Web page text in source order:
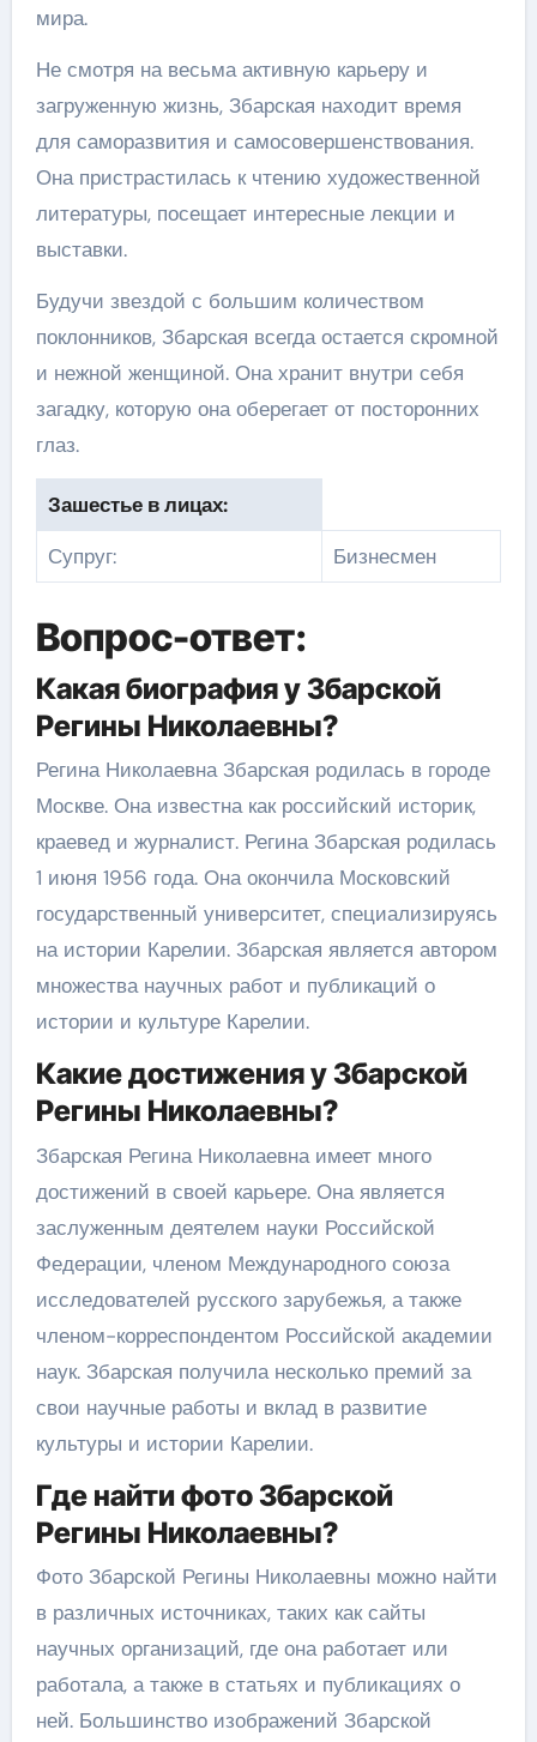
мира.
Не смотря на весьма активную карьеру и
загруженную жизнь, Збарская находит время
для саморазвития и самосовершенствования.
Она пристрастилась к чтению художественной
литературы, посещает интересные лекции и
выставки.
Будучи звездой с большим количеством
поклонников, Збарская всегда остается скромной
и нежной женщиной. Она хранит внутри себя
загадку, которую она оберегает от посторонних
глаз.
Зашестье в лицах:
Супруг:
Бизнесмен
Вопрос-ответ:
Какая биография у Збарской
Регины Николаевны?
Регина Николаевна Збарская родилась в городе
Москве. Она известна как российский историк,
краевед и журналист. Регина Збарская родилась
1 июня 1956 года. Она окончила Московский
государственный университет, специализируясь
на истории Карелии. Збарская является автором
множества научных работ и публикаций о
истории и культуре Карелии.
Какие достижения у Збарской
Регины Николаевны?
Збарская Регина Николаевна имеет много
достижений в своей карьере. Она является
заслуженным деятелем науки Российской
Федерации, членом Международного союза
исследователей русского зарубежья, а также
членом-корреспондентом Российской академии
наук. Збарская получила несколько премий за
свои научные работы и вклад в развитие
культуры и истории Карелии.
Где найти фото Збарской
Регины Николаевны?
Фото Збарской Регины Николаевны можно найти
в различных источниках, таких как сайты
научных организаций, где она работает или
работала, а также в статьях и публикациях о
ней. Большинство изображений Збарской